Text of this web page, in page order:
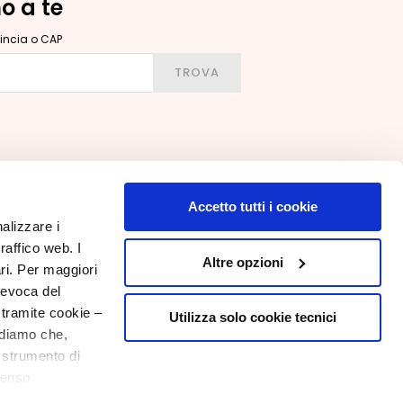
i
web. I
Per maggiori
del
cookie –
che,
di
Accetto tutti i cookie
Altre opzioni
Utilizza solo cookie tecnici
a te
o CAP
TROVA
IL MIO PROFILO
Informazioni Account
Rubrica Indirizzi
I Miei Ordini
La Mia Wishlist
I Miei Resi